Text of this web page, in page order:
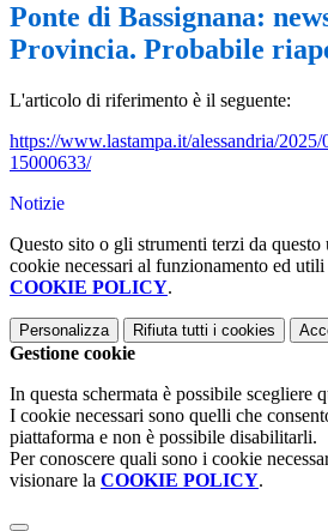
Ponte di Bassignana:
Provincia. Probabile
L'articolo di riferimento è il seguente:
https://www.lastampa.it/alessandria/
15000633/
Notizie
Questo sito o gli strumenti terzi da
cookie necessari al funzionamento ed
COOKIE POLICY.
Personalizza Rifiuta tutti i cookies
Gestione cookie
In questa schermata è possibile scegliere
I cookie necessari sono quelli che
piattaforma e non è possibile disabilitarli.
Per conoscere quali sono i cookie
visionare la COOKIE POLICY.